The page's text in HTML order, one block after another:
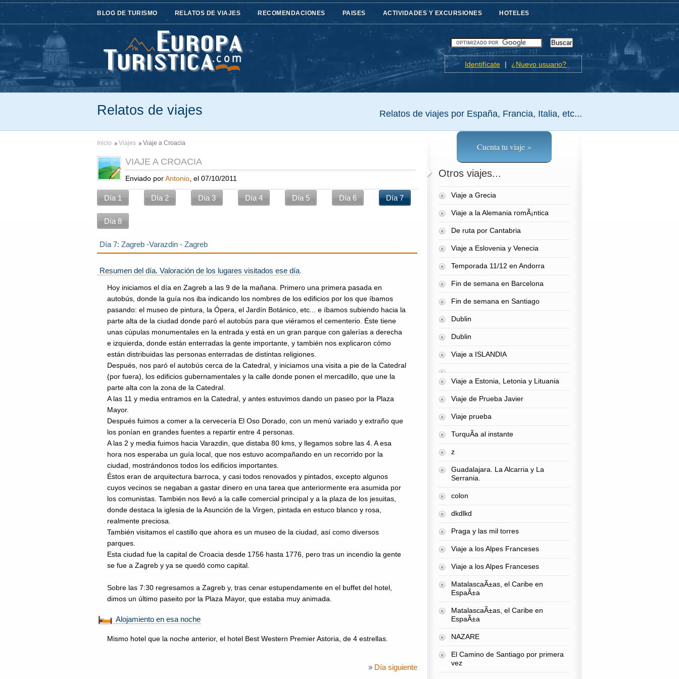
BLOG DE TURISMO RELATOS DE VIAJES RECOMENDACIONES PAISES ACTIVIDADES Y EXCURSIONES HOTELES
Identifícate | ¿Nuevo usuario?
Relatos de viajes Relatos de viajes por España, Francia, Italia, etc...
Inicio Viajes Viaje a Croacia
VIAJE A CROACIA
Enviado porAntonio , el 07/10/2011
Día 1 Día 2 Día 3 Día 4 Día 5 Día 6 Día 7
Día 8
Día 7: Zagreb -Varazdin - Zagreb
Resumen del día. Valoración de los lugares visitados ese día
Hoy iniciamos el día en Zagreb a las 9 de la mañana. Primero una primera pasada en
autobús, donde la guía nos iba indicando los nombres de los edificios por los que íbamos
pasando: el museo de pintura, la Ópera, el Jardín Botánico, etc... e íbamos subiendo hacia la
parte alta de la ciudad donde paró el autobús para que viéramos el cementerio. Éste tiene
unas cúpulas monumentales en la entrada y está en un gran parque con galerías a derecha
e izquierda, donde están enterradas la gente importante, y también nos explicaron cómo
están distribuidas las personas enterradas de distintas religiones.
Después, nos paró el autobús cerca de la Catedral, y iniciamos una visita a pie de la Catedral
(por fuera), los edificios gubernamentales y la calle donde ponen el mercadillo, que une la
parte alta con la zona de la Catedral.
A las 11 y media entramos en la Catedral, y antes estuvimos dando un paseo por la Plaza
Mayor.
Después fuimos a comer a la cervecería El Oso Dorado, con un menú variado y extraño que
los ponían en grandes fuentes a repartir entre 4 personas.
A las 2 y media fuimos hacia Varazdin, que distaba 80 kms, y llegamos sobre las 4. A esa
hora nos esperaba un guía local, que nos estuvo acompañando en un recorrido por la
ciudad, mostrándonos todos los edificios importantes.
Éstos eran de arquitectura barroca, y casi todos renovados y pintados, excepto algunos
cuyos vecinos se negaban a gastar dinero en una tarea que anteriormente era asumida por
los comunistas. También nos llevó a la calle comercial principal y a la plaza de los jesuitas,
donde destaca la iglesia de la Asunción de la Virgen, pintada en estuco blanco y rosa,
realmente preciosa.
También visitamos el castillo que ahora es un museo de la ciudad, así como diversos
parques.
Esta ciudad fue la capital de Croacia desde 1756 hasta 1776, pero tras un incendio la gente
se fue a Zagreb y ya se quedó como capital.
Sobre las 7:30 regresamos a Zagreb y, tras cenar estupendamente en el buffet del hotel,
dimos un último paseito por la Plaza Mayor, que estaba muy animada.
Alojamiento en esa noche
Mismo hotel que la noche anterior, el hotel Best Western Premier Astoria, de 4 estrellas.
» Día siguiente
Cuenta tu viaje »
Otros viajes...
Viaje a Grecia
Viaje a la Alemania romÃ¡ntica
De ruta por Cantabria
Viaje a Eslovenia y Venecia
Temporada 11/12 en Andorra
Fin de semana en Barcelona
Fin de semana en Santiago
Dublin
Dublin
Viaje a ISLANDIA
Viaje a Estonia, Letonia y Lituania
Viaje de Prueba Javier
Viaje prueba
TurquÃ­a al instante
z
Guadalajara. La Alcarria y La
Serrania.
colon
dkdlkd
Praga y las mil torres
Viaje a los Alpes Franceses
Viaje a los Alpes Franceses
MatalascaÃ±as, el Caribe en
EspaÃ±a
MatalascaÃ±as, el Caribe en
EspaÃ±a
NAZARE
El Camino de Santiago por primera
vez